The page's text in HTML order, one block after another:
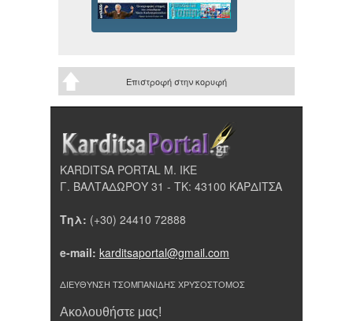
Επιστροφή στην κορυφή
KARDITSA PORTAL Μ. ΙΚΕ
Γ. ΒΑΛΤΑΔΩΡΟΥ 31 - ΤΚ: 43100 ΚΑΡΔΙΤΣΑ
Τηλ: (+30) 24410 72888
e-mail: karditsaportal@gmail.com
ΔΙΕΥΘΥΝΣΗ ΤΣΟΜΠΑΝΙΔΗΣ ΧΡΥΣΟΣΤΟΜΟΣ
Ακολουθήστε μας!